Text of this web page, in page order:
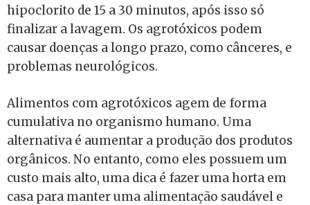
hipoclorito de 15 a 30 minutos, após isso só
finalizar a lavagem. Os agrotóxicos podem
causar doenças a longo prazo, como cânceres, e
problemas neurológicos.
Alimentos com agrotóxicos agem de forma
cumulativa no organismo humano. Uma
alternativa é aumentar a produção dos produtos
orgânicos. No entanto, como eles possuem um
custo mais alto, uma dica é fazer uma horta em
casa para manter uma alimentação saudável e